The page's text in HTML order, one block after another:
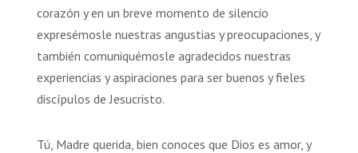
corazón y en un breve momento de silencio
expresémosle nuestras angustias y preocupaciones, y
también comuniquémosle agradecidos nuestras
experiencias y aspiraciones para ser buenos y fieles
discípulos de Jesucristo.
Tú, Madre querida, bien conoces que Dios es amor, y